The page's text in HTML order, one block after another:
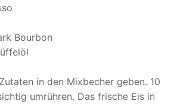
Bourbon
in den Mixbecher geben. 10
umrühren. Das frische Eis in